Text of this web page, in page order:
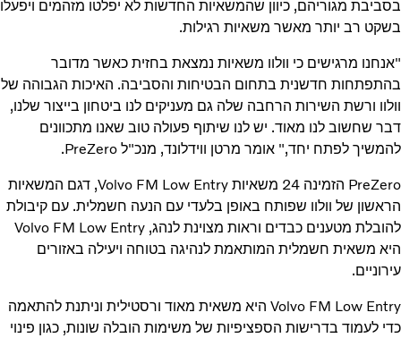
בסביבת מגוריהם, כיוון שהמשאיות החדשות לא יפלטו מזהמים ויפעלו
בשקט רב יותר מאשר משאיות רגילות.
"אנחנו מרגישים כי וולוו משאיות נמצאת בחזית כאשר מדובר
בהתפתחות חדשנית בתחום הבטיחות והסביבה. האיכות הגבוהה של
וולוו ורשת השירות הרחבה שלה גם מעניקים לנו ביטחון בייצור שלנו,
דבר שחשוב לנו מאוד. יש לנו שיתוף פעולה טוב שאנו מתכוונים
להמשיך לפתח יחד," אומר מרטן ווידלונד, מנכ"ל PreZero.
PreZero הזמינה 24 משאיות Volvo FM Low Entry, דגם המשאיות
הראשון של וולוו שפותח באופן בלעדי עם הנעה חשמלית. עם קיבולת
להובלת מטענים כבדים וראות מצוינת לנהג, Volvo FM Low Entry
היא משאית חשמלית המותאמת לנהיגה בטוחה ויעילה באזורים
עירוניים.
Volvo FM Low Entry היא משאית מאוד ורסטילית וניתנת להתאמה
כדי לעמוד בדרישות הספציפיות של משימות הובלה שונות, כגון פינוי